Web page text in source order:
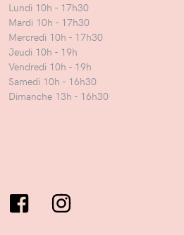
Lundi 10h - 17h30
Mardi 10h - 17h30
Mercredi 10h - 17h30
Jeudi 10h - 19h
Vendredi 10h - 19h
Samedi 10h - 16h30
Dimanche 13h - 16h30